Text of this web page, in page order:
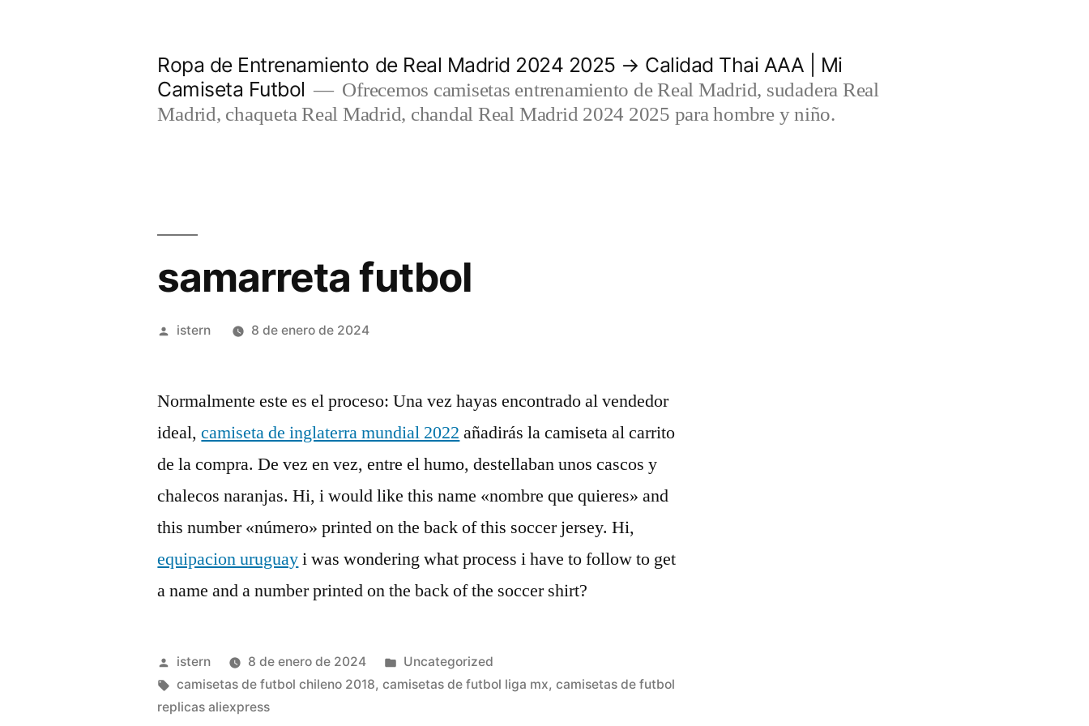
Ropa de Entrenamiento de Real Madrid 2024 2025 → Calidad Thai AAA | Mi
Camiseta Futbol
Ofrecemos camisetas entrenamiento de Real Madrid, sudadera Real
Madrid, chaqueta Real Madrid, chandal Real Madrid 2024 2025 para hombre y niño.
samarreta futbol
Publicado
istern 8 de enero de 2024
Normalmente este es el proceso: Una vez hayas encontrado al vendedor
ideal,camiseta de inglaterra mundial 2022 añadirás la camiseta al carrito
de la compra. De vez en vez, entre el humo, destellaban unos cascos y
chalecos naranjas. Hi, i would like this name «nombre que quieres» and
this number «número» printed on the back of this soccer jersey. Hi,
equipacion uruguayi was wondering what process i have to follow to get
a name and a number printed on the back of the soccer shirt?
Publicado
por
istern 8 de enero de 2024
Publicado
en
Uncategorized
Etiquetas:
camisetas de futbol chileno 2018,camisetas de futbol liga mx,camisetas de futbol
replicas aliexpress